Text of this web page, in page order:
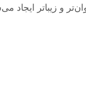
و زیباتر ایجاد